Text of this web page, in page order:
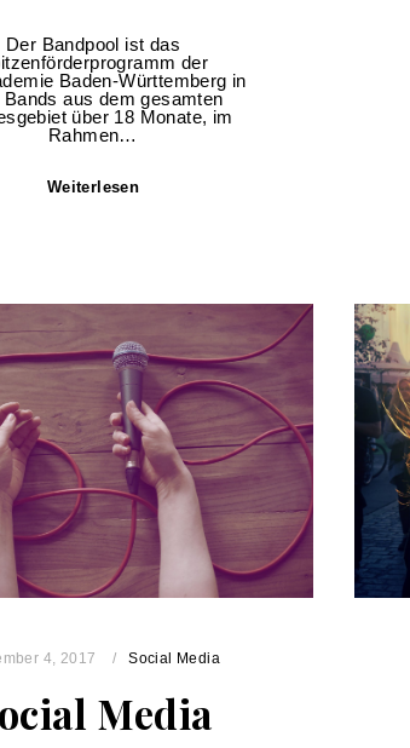
Der Bandpool ist das
der
Baden-Württemberg in
Bands aus dem gesamten
über 18 Monate, im
Rahmen…
Weiterlesen
4, 2017 Social Media
Media